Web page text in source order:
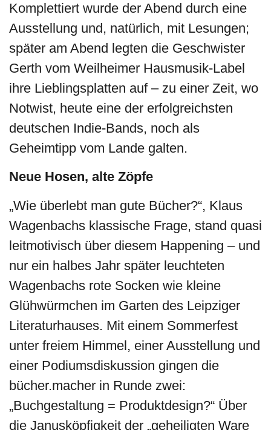
Komplettiert wurde der Abend durch eine
Ausstellung und, natürlich, mit Lesungen;
später am Abend legten die Geschwister
Gerth vom Weilheimer Hausmusik-Label
ihre Lieblingsplatten auf – zu einer Zeit, wo
Notwist, heute eine der erfolgreichsten
deutschen Indie-Bands, noch als
Geheimtipp vom Lande galten.
Neue Hosen, alte Zöpfe
„Wie überlebt man gute Bücher?“, Klaus
Wagenbachs klassische Frage, stand quasi
leitmotivisch über diesem Happening – und
nur ein halbes Jahr später leuchteten
Wagenbachs rote Socken wie kleine
Glühwürmchen im Garten des Leipziger
Literaturhauses. Mit einem Sommerfest
unter freiem Himmel, einer Ausstellung und
einer Podiumsdiskussion gingen die
bücher.macher in Runde zwei:
„Buchgestaltung = Produktdesign?“ Über
die Janusköpfigkeit der „geheiligten Ware